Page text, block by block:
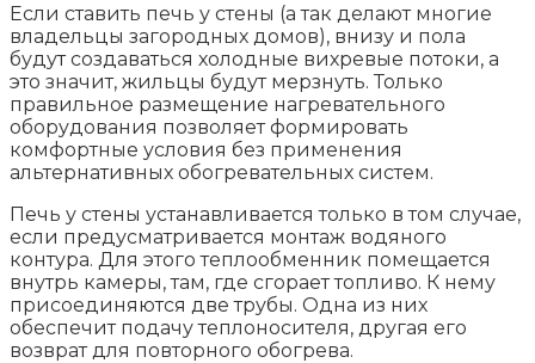
Если ставить печь у стены (а так делают многие
владельцы загородных домов), внизу и пола
будут создаваться холодные вихревые потоки, а
это значит, жильцы будут мерзнуть. Только
правильное размещение нагревательного
оборудования позволяет формировать
комфортные условия без применения
альтернативных обогревательных систем.
Печь у стены устанавливается только в том случае,
если предусматривается монтаж водяного
контура. Для этого теплообменник помещается
внутрь камеры, там, где сгорает топливо. К нему
присоединяются две трубы. Одна из них
обеспечит подачу теплоносителя, другая его
возврат для повторного обогрева.